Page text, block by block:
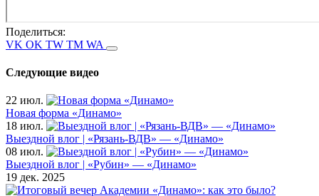
Поделиться:
VK OK TW TM WA
Следующие видео
22 июл.
Новая форма «Динамо»
18 июл.
Выездной влог | «Рязань-ВДВ» — «Динамо»
08 июл.
Выездной влог | «Рубин» — «Динамо»
19 дек. 2025